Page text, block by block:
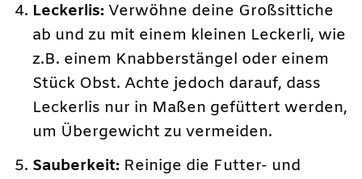
Leckerlis: Verwöhne deine Großsittiche
ab und zu mit einem kleinen Leckerli, wie
z.B. einem Knabberstängel oder einem
Stück Obst. Achte jedoch darauf, dass
Leckerlis nur in Maßen gefüttert werden,
um Übergewicht zu vermeiden.
Sauberkeit: Reinige die Futter- und